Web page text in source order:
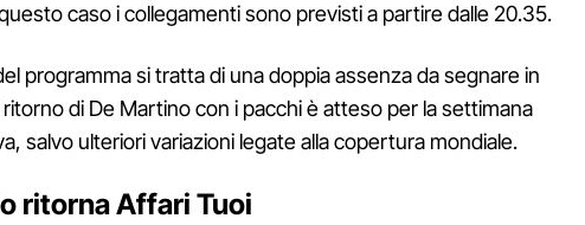
caso i collegamenti sono previsti a partire dalle 20.35.
programma si tratta di una doppia assenza da segnare in
ritorno di De Martino con i pacchi è atteso per la settimana
salvo ulteriori variazioni legate alla copertura mondiale.
ritorna Affari Tuoi